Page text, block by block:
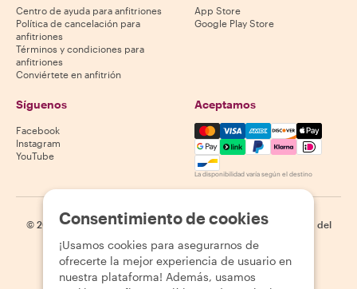
Centro de ayuda para anfitriones
Política de cancelación para
anfitriones
Términos y condiciones para
anfitriones
Conviértete en anfitrión
App Store
Google Play Store
Síguenos
Facebook
Instagram
YouTube
Aceptamos
Mastercard, Visa, Amex,
La disponibilidad varía según el destino
© 2026 Withlocals.com | Política de privacidad | Cookies
Mapa del
Consentimiento de cookies
¡Usamos cookies para asegurarnos de
ofrecerte la mejor experiencia de usuario en
nuestra plataforma! Además, usamos